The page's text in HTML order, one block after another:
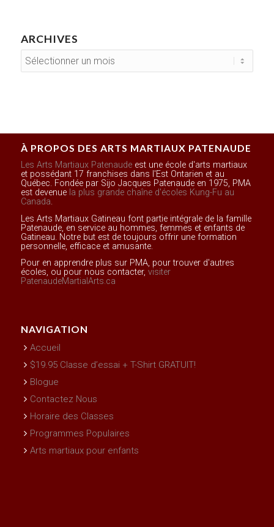
ARCHIVES
À PROPOS DES ARTS MARTIAUX PATENAUDE
Les Arts Martiaux Patenaudeest une école d'arts martiaux
et possédant 17 franchises dans l'Est Ontarien et au
Québec. Fondée par Sijo Jacques Patenaude en 1975, PMA
est devenue la plus grande chaîne d'écoles Kung-Fu au
Canada.
Les Arts Martiaux Gatineau font partie intégrale de la famille
Patenaude, en service au hommes, femmes et enfants de
Gatineau. Notre but est de toujours offrir une formation
personnelle, efficace et amusante.
Pour en apprendre plus sur PMA, pour trouver d'autres
écoles, ou pour nous contacter, visiter
PatenaudeMartialArts.ca
NAVIGATION
Accueil
$19.95 Classe d’essai + T-Shirt GRATUIT!
Blogue
Contactez Nous
Horaire des Classes
Programmes Populaires
Arts martiaux pour enfants